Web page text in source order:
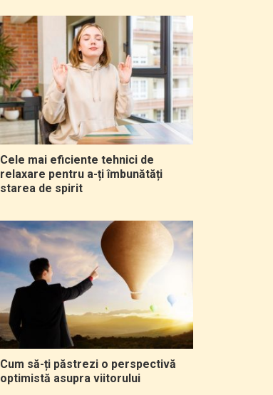
Cele mai eficiente tehnici de
relaxare pentru a-ți îmbunătăți
starea de spirit
Cum să-ți păstrezi o perspectivă
optimistă asupra viitorului